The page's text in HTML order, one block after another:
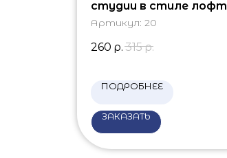
студии в стиле лофт
Артикул: 20
260 р. 315 р.
ПОДРОБНЕЕ
ЗАКАЗАТЬ